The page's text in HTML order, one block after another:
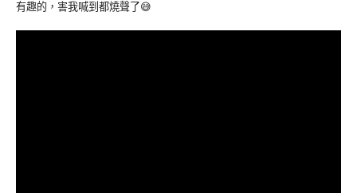
有趣的，害我喊到都燒聲了😅